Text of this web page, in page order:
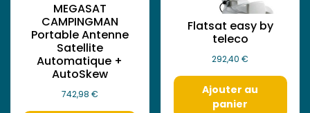
MEGASAT
CAMPINGMAN
Portable Antenne
Satellite
Automatique +
AutoSkew
742,98 €
Flatsat easy by
teleco
292,40€
Ajouter au
panier